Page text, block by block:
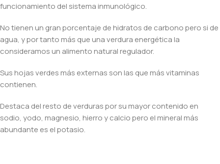
funcionamiento del sistema inmunológico.
No tienen un gran porcentaje de hidratos de carbono pero si de
agua, y por tanto más que una verdura energética la
consideramos un alimento natural regulador.
Sus hojas verdes más externas son las que más vitaminas
contienen.
Destaca del resto de verduras por su mayor contenido en
sodio, yodo, magnesio, hierro y calcio pero el mineral más
abundante es el potasio.